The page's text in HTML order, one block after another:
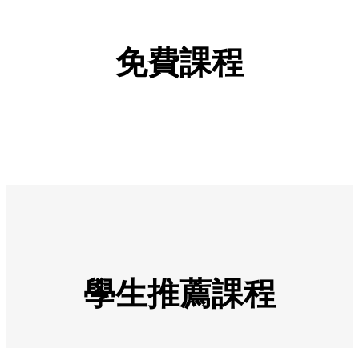
免費課程
學生推薦課程